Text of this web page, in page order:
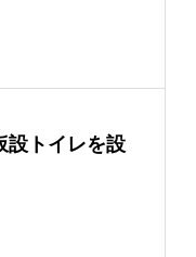
設トイレを設